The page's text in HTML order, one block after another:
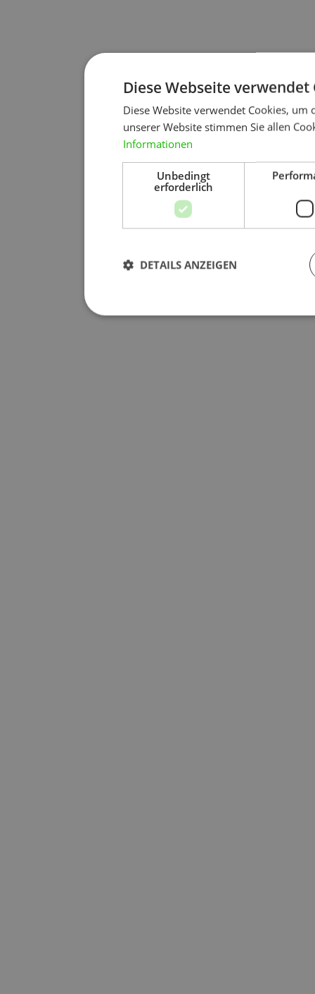
Diese Webseite verwendet
Diese Website verwendet Cookies,
unserer Website stimmen Sie allen
Informationen
Unbedingt
erforderlich
DETAILS ANZEIGEN